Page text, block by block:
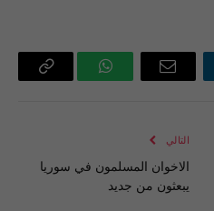
البريد
واتساب Copy
التالي
الاخوان المسلمون في سوريا
يبعثون من جديد